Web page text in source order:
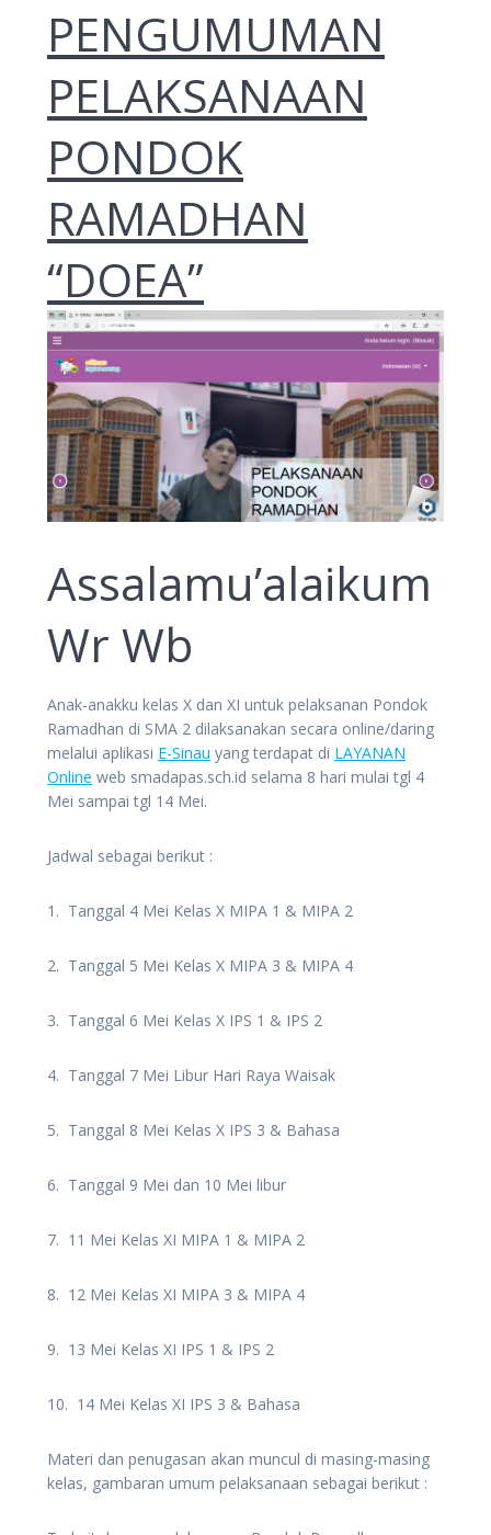
PENGUMUMAN
PELAKSANAAN
PONDOK
RAMADHAN
“DOEA”
Assalamu’alaikum
Wr Wb
Anak-anakku kelas X dan XI untuk pelaksanan Pondok
Ramadhan di SMA 2 dilaksanakan secara online/daring
melalui aplikasi E-Sinau yang terdapat di LAYANAN
Online web smadapas.sch.id selama 8 hari mulai tgl 4
Mei sampai tgl 14 Mei.
Jadwal sebagai berikut :
1. Tanggal 4 Mei Kelas X MIPA 1 & MIPA 2
2. Tanggal 5 Mei Kelas X MIPA 3 & MIPA 4
3. Tanggal 6 Mei Kelas X IPS 1 & IPS 2
4. Tanggal 7 Mei Libur Hari Raya Waisak
5. Tanggal 8 Mei Kelas X IPS 3 & Bahasa
6. Tanggal 9 Mei dan 10 Mei libur
7. 11 Mei Kelas XI MIPA 1 & MIPA 2
8. 12 Mei Kelas XI MIPA 3 & MIPA 4
9. 13 Mei Kelas XI IPS 1 & IPS 2
10. 14 Mei Kelas XI IPS 3 & Bahasa
Materi dan penugasan akan muncul di masing-masing
kelas, gambaran umum pelaksanaan sebagai berikut :